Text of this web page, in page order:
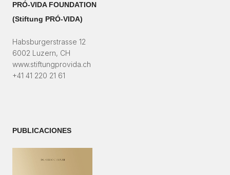
PRÓ-VIDA FOUNDATION
(Stiftung PRÓ-VIDA)​
Habsburgerstrasse 12
6002 Luzern, CH
www.stiftungprovida.ch
+41 41 220 21 61
PUBLICACIONES